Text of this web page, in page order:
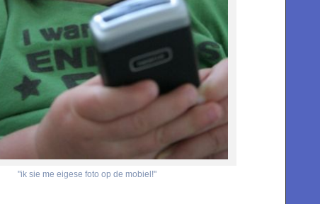
"ik sie me eigese foto op de mobiel!"